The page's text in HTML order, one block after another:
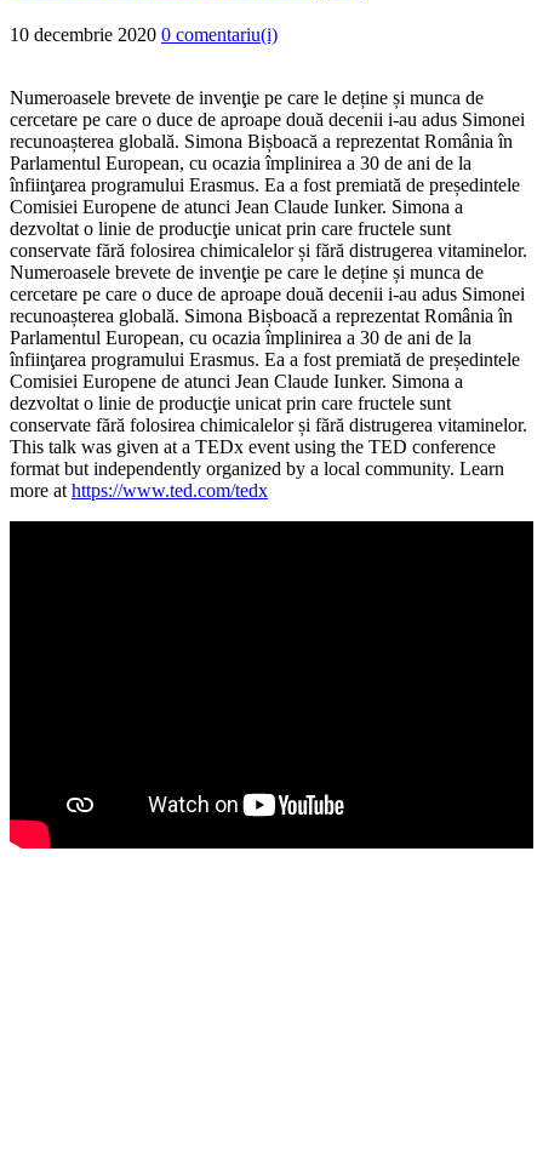
10 decembrie 2020 0 comentariu(i)
Numeroasele brevete de invenţie pe care le deține și munca de
cercetare pe care o duce de aproape două decenii i-au adus Simonei
recunoașterea globală. Simona Bișboacă a reprezentat România în
Parlamentul European, cu ocazia împlinirea a 30 de ani de la
înfiinţarea programului Erasmus. Ea a fost premiată de președintele
Comisiei Europene de atunci Jean Claude Iunker. Simona a
dezvoltat o linie de producţie unicat prin care fructele sunt
conservate fără folosirea chimicalelor și fără distrugerea vitaminelor.
Numeroasele brevete de invenţie pe care le deține și munca de
cercetare pe care o duce de aproape două decenii i-au adus Simonei
recunoașterea globală. Simona Bișboacă a reprezentat România în
Parlamentul European, cu ocazia împlinirea a 30 de ani de la
înfiinţarea programului Erasmus. Ea a fost premiată de președintele
Comisiei Europene de atunci Jean Claude Iunker. Simona a
dezvoltat o linie de producţie unicat prin care fructele sunt
conservate fără folosirea chimicalelor și fără distrugerea vitaminelor.
This talk was given at a TEDx event using the TED conference
format but independently organized by a local community. Learn
more at https://www.ted.com/tedx